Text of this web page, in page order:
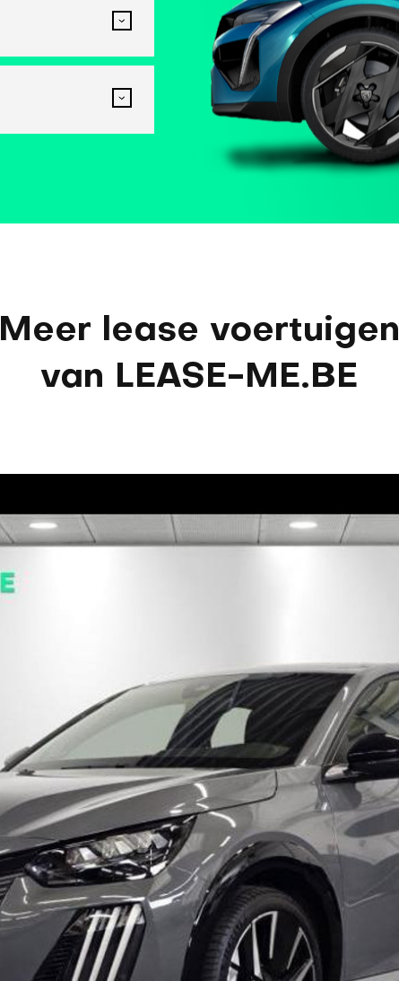
Meer lease voertuigen
van LEASE-ME.BE